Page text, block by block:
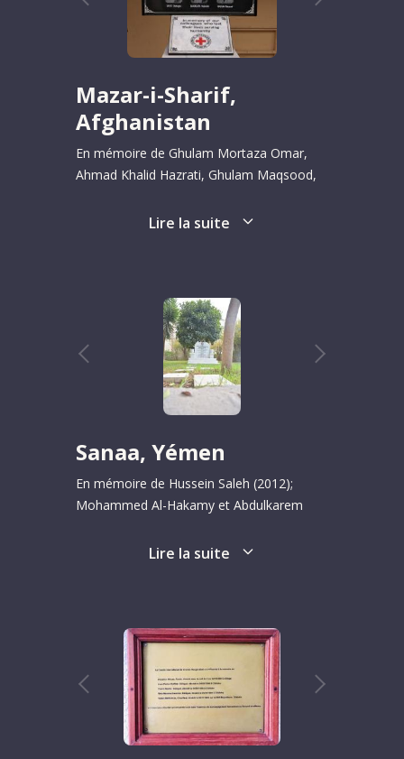
Mazar-i-Sharif,
Afghanistan
En mémoire de Ghulam Mortaza Omar,
Ahmad Khalid Hazrati, Ghulam Maqsood,
Najibullah Sahebzada (2017) et Lorena
Lire la suite
Sanaa, Yémen
En mémoire de Hussein Saleh (2012);
Mohammed Al-Hakamy et Abdulkarem
Ahmed Wazir, Saidi Kayiranga et Hamid Al-
Lire la suite